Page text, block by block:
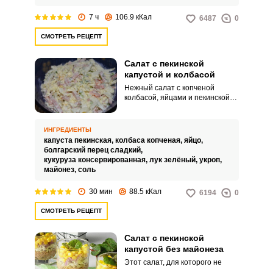
7 ч 106.9 кКал 6487 0
СМОТРЕТЬ РЕЦЕПТ
Салат с пекинской
капустой и колбасой
Нежный салат с копченой
колбасой, яйцами и пекинской
желтой кукурузы и большого
количества зелени. В
приготовлении не требуется
большой точности, поскольку в
собой.
ИНГРЕДИЕНТЫ
капуста пекинская, колбаса копченая, яйцо,
болгарский перец сладкий,
кукуруза консервированная, лук зелёный, укроп,
майонез, соль
30 мин 88.5 кКал 6194 0
СМОТРЕТЬ РЕЦЕПТ
Салат с пекинской
капустой без майонеза
Этот салат, для которого не